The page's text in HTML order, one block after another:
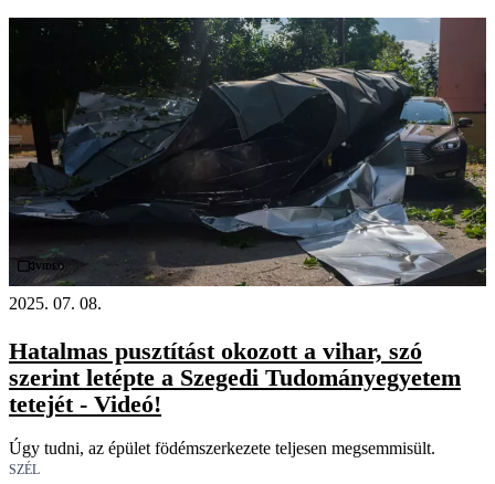
Videó
2025. 07. 08.
Hatalmas pusztítást okozott a vihar, szó
szerint letépte a Szegedi Tudományegyetem
tetejét - Videó!
Úgy tudni, az épület födémszerkezete teljesen megsemmisült.
SZÉL